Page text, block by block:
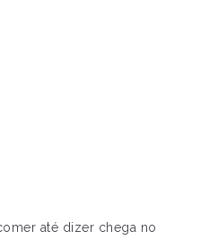
até dizer chega no